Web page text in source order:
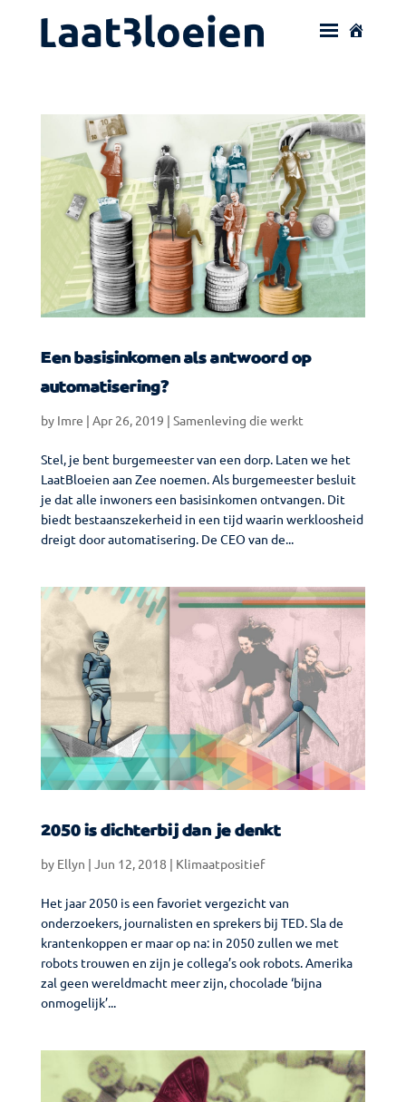
Een basisinkomen als antwoord op
automatisering?
by Imre | Apr 26, 2019 | Samenleving die werkt
Stel, je bent burgemeester van een dorp. Laten we het
LaatBloeien aan Zee noemen. Als burgemeester besluit
je dat alle inwoners een basisinkomen ontvangen. Dit
biedt bestaanszekerheid in een tijd waarin werkloosheid
dreigt door automatisering. De CEO van de...
2050 is dichterbij dan je denkt
by Ellyn | Jun 12, 2018 | Klimaatpositief
Het jaar 2050 is een favoriet vergezicht van
onderzoekers, journalisten en sprekers bij TED. Sla de
krantenkoppen er maar op na: in 2050 zullen we met
robots trouwen en zijn je collega’s ook robots. Amerika
zal geen wereldmacht meer zijn, chocolade ‘bijna
onmogelijk’...